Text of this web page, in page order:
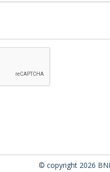
© copyright 2026